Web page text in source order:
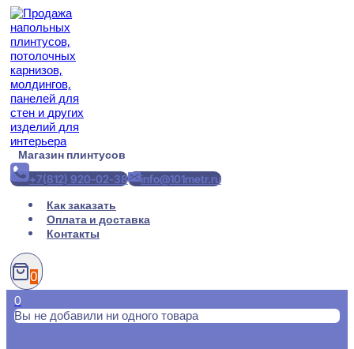
Перейти
содержимому
Магазин плинтусов
+7(812) 920-02-38
info@101metr.ru
Как заказать
Оплата и доставка
Контакты
0
0
Вы не добавили ни одного товара